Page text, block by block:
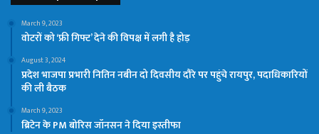
March 9, 2023
वोटरों को ‘फ्री गिफ्ट’ देने की विपक्ष में लगी है होड़
August 3, 2024
प्रदेश भाजपा प्रभारी नितिन नबीन दो द‍िवसीय दौरे पर पहुंचे रायपुर, पदाधि‍कार‍ियों
की ली बैठक
March 9, 2023
ब्रिटेन के PM बोरिस जॉनसन ने दिया इस्तीफा